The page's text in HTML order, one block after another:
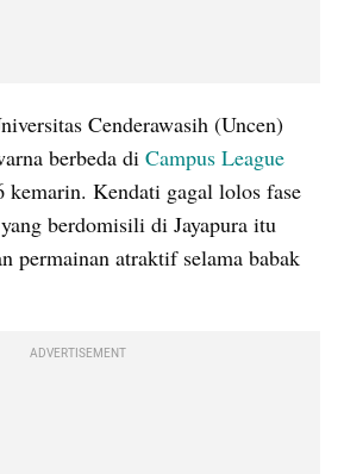
Cenderawasih (Uncen)
berbeda di Campus League
berdomisili di Jayapura itu
permainan atraktif selama babak
ADVERTISEMENT